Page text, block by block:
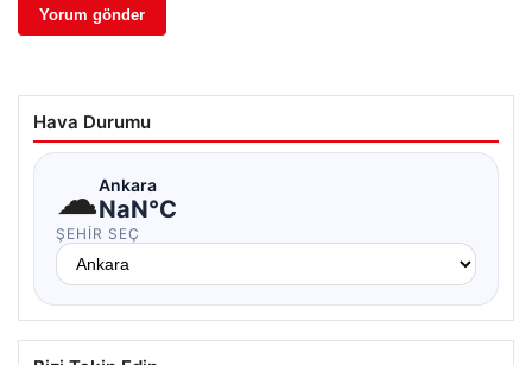
Hava Durumu
☁Ankara
NaN°C
ŞEHIR SEÇ